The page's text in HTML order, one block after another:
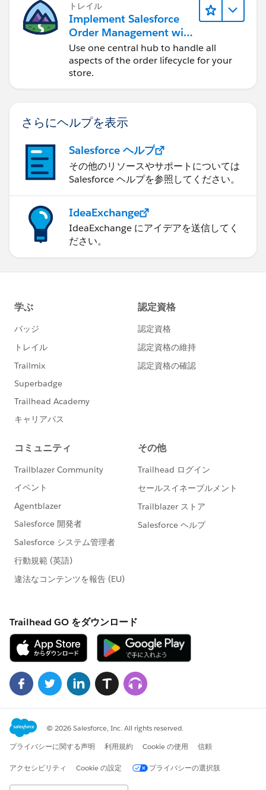
トレイル
Implement Salesforce
Order Management with
a B2B, B2C, or B2B2C
Commerce Store
Use one central hub to handle all
aspects of the order lifecycle for your
store.
さらにヘルプを表示
Salesforce ヘルプ
その他のリソースやサポートについては
Salesforce ヘルプを参照してください。
IdeaExchange
IdeaExchange にアイデアを送信してく
ださい。